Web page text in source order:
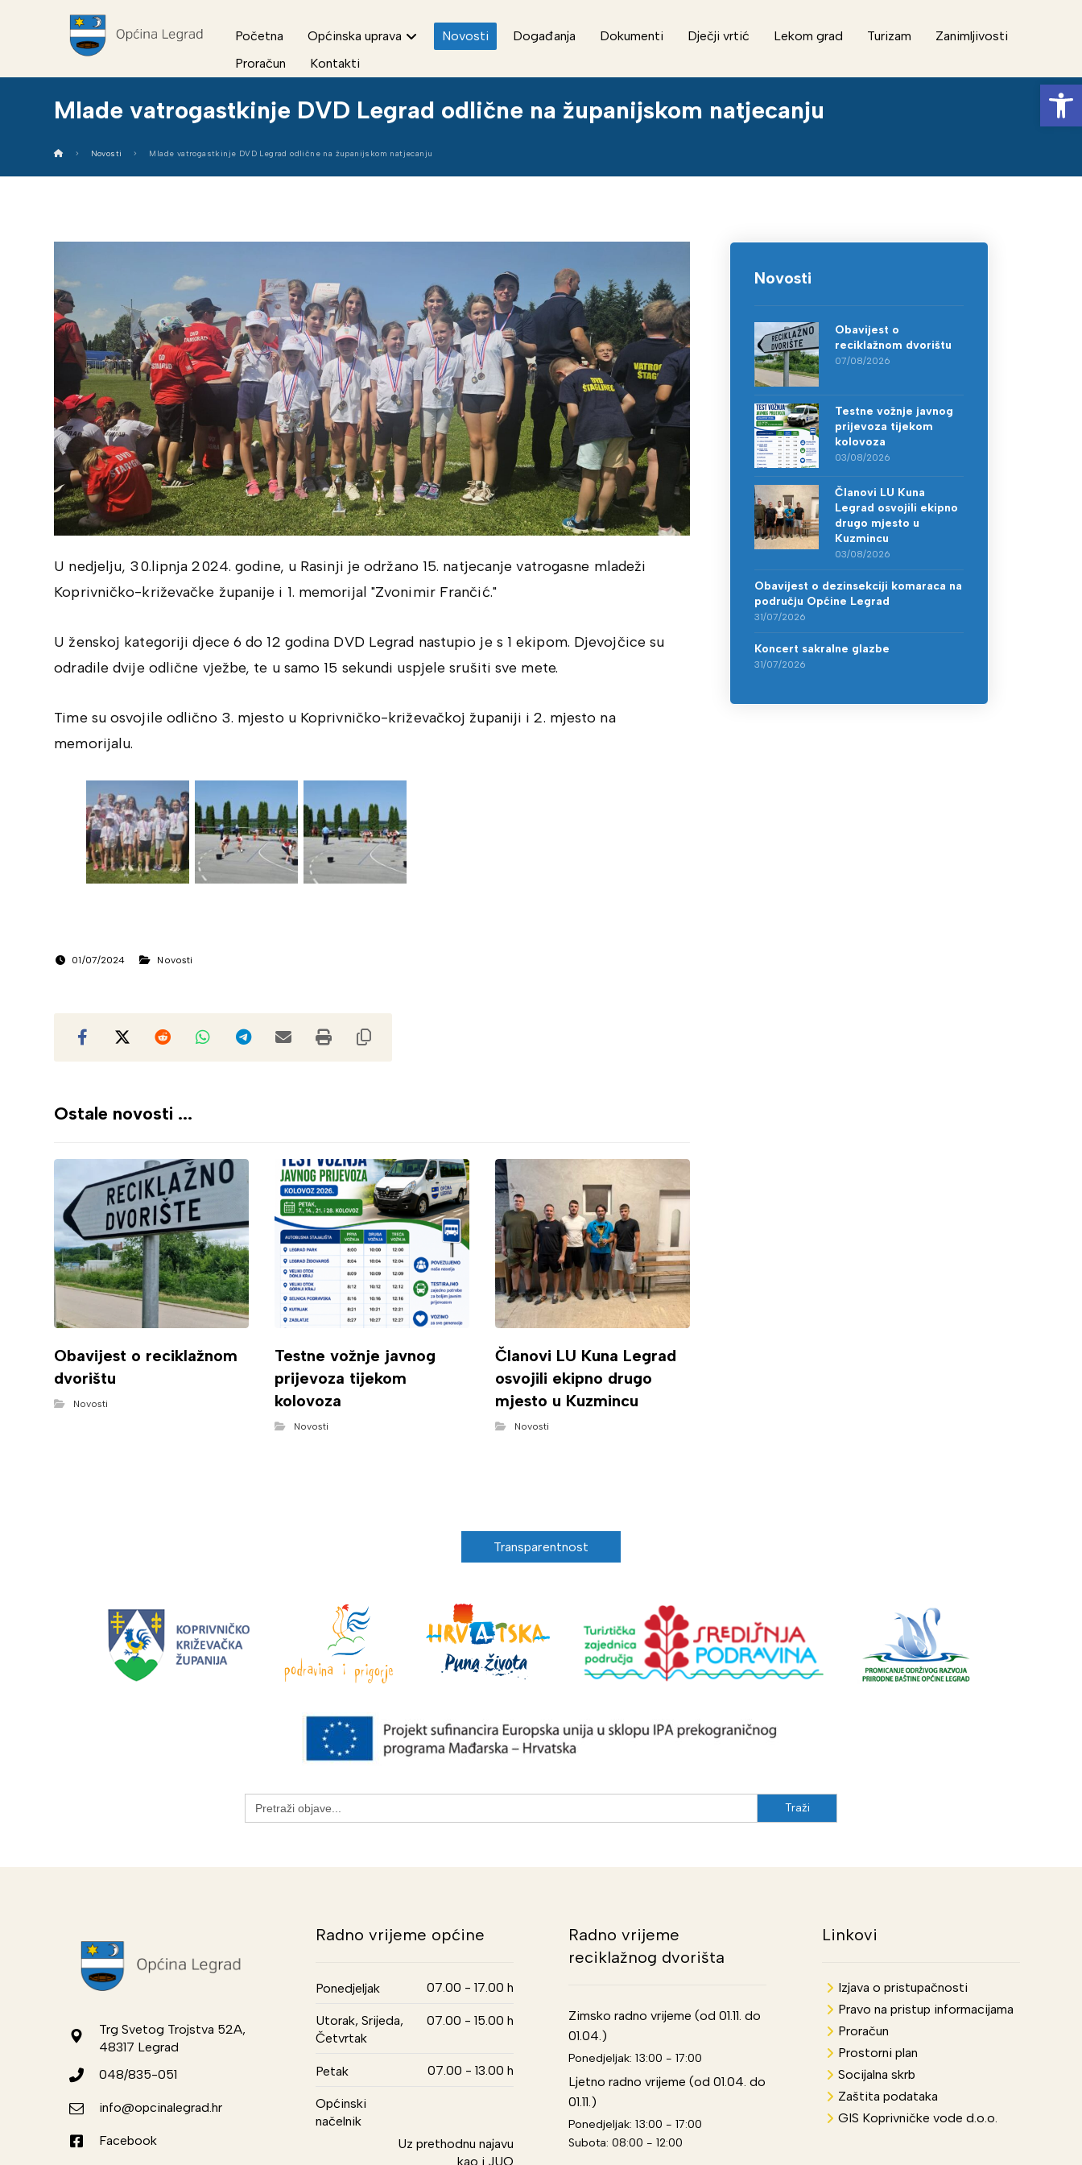
Početna Općinska uprava Novosti Događanja Dokumenti Dječji vrtić Lekom grad Turizam
Zanimljivosti
Proračun
Kontakti
Mlade vatrogastkinje DVD Legrad odlične na županijskom natjecanju
Novosti Mlade vatrogastkinje DVD Legrad odlične na županijskom natjecanju
U nedjelju, 30.lipnja 2024. godine, u Rasinji je održano 15. natjecanje vatrogasne mladeži
Koprivničko-križevačke županije i 1. memorijal "Zvonimir Frančić."
U ženskoj kategoriji djece 6 do 12 godina DVD Legrad nastupio je s 1 ekipom. Djevojčice su
odradile dvije odlične vježbe, te u samo 15 sekundi uspjele srušiti sve mete.
Time su osvojile odlično 3. mjesto u Koprivničko-križevačkoj županiji i 2. mjesto na
memorijalu.
01/07/2024 Novosti
Ostale novosti ...
Obavijest o reciklažnom
dvorištu
Novosti
Testne vožnje javnog
prijevoza tijekom
kolovoza
Novosti
Članovi LU Kuna Legrad
osvojili ekipno drugo
mjesto u Kuzmincu
Novosti
Novosti
Obavijest o
reciklažnom dvorištu
07/08/2026
Testne vožnje javnog
prijevoza tijekom
kolovoza
03/08/2026
Članovi LU Kuna
Legrad osvojili ekipno
drugo mjesto u
Kuzmincu
03/08/2026
Obavijest o dezinsekciji komaraca na
području Općine Legrad
31/07/2026
Koncert sakralne glazbe
31/07/2026
Transparentnost
Search
for:
Trg Svetog Trojstva 52A,
48317 Legrad
048/835-051
info@opcinalegrad.hr
Facebook
Radno vrijeme općine
Ponedjeljak 07.00 - 17.00 h
Utorak, Srijeda,
Četvrtak
07.00 - 15.00 h
Petak 07.00 - 13.00 h
Općinski
načelnik
Uz prethodnu najavu
kao i JUO
Radno vrijeme
reciklažnog dvorišta
Zimsko radno vrijeme (od 01.11. do
01.04.)
Ponedjeljak: 13:00 - 17:00
Ljetno radno vrijeme (od 01.04. do
01.11.)
Ponedjeljak: 13:00 - 17:00
Subota: 08:00 - 12:00
Linkovi
Izjava o pristupačnosti
Pravo na pristup informacijama
Proračun
Prostorni plan
Socijalna skrb
Zaštita podataka
GIS Koprivničke vode d.o.o.